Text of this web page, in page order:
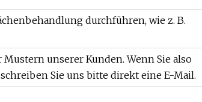
durchführen, wie z. B.
unserer Kunden. Wenn Sie also
Sie uns bitte direkt eine E-Mail.